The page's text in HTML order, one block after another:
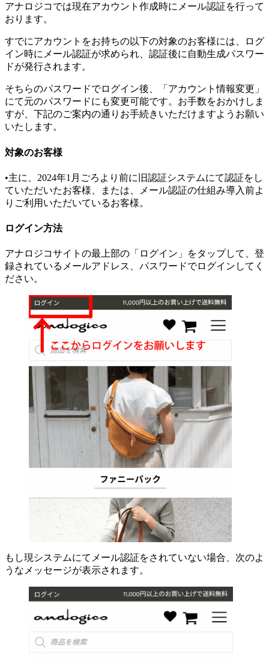
アナロジコでは現在アカウント作成時にメール認証を行って
おります。
すでにアカウントをお持ちの以下の対象のお客様には、ログ
イン時にメール認証が求められ、認証後に自動生成パスワー
ドが発行されます。
そちらのパスワードでログイン後、「アカウント情報変更」
にて元のパスワードにも変更可能です。お手数をおかけしま
すが、下記のご案内の通りお手続きいただけますようお願い
いたします。
対象のお客様
•主に、2024年1月ごろより前に旧認証システムにて認証をし
ていただいたお客様、または、メール認証の仕組み導入前よ
りご利用いただいているお客様。
ログイン方法
アナロジコサイトの最上部の「ログイン」をタップして、登
録されているメールアドレス、パスワードでログインしてく
ださい。
もし現システムにてメール認証をされていない場合、次のよ
うなメッセージが表示されます。